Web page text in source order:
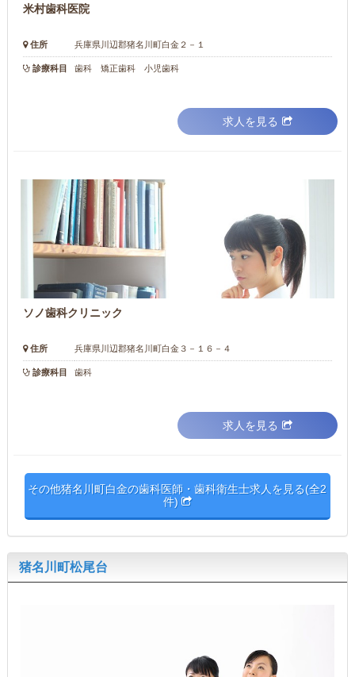
米村歯科医院
住所 兵庫県川辺郡猪名川町白金２－１
診療科目 歯科 矯正歯科 小児歯科
求人を見る
ソノ歯科クリニック
住所 兵庫県川辺郡猪名川町白金３－１６－４
診療科目 歯科
求人を見る
その他猪名川町白金の歯科医師・歯科衛生士求人を見る(全2
件)
猪名川町松尾台